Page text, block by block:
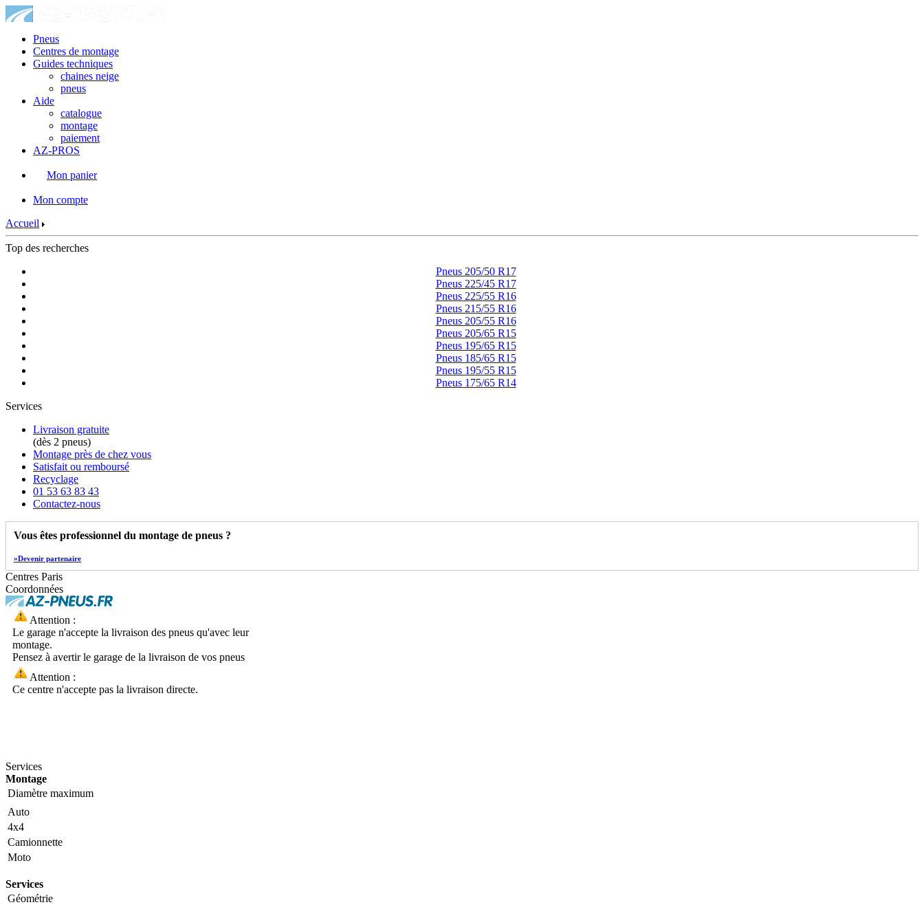
Pneus
Centres de montage
Guides techniques
chaines neige
pneus
Aide
catalogue
montage
paiement
AZ-PROS
Mon panier
Mon compte
Accueil
Top des recherches
Pneus 205/50 R17
Pneus 225/45 R17
Pneus 225/55 R16
Pneus 215/55 R16
Pneus 205/55 R16
Pneus 205/65 R15
Pneus 195/65 R15
Pneus 185/65 R15
Pneus 195/55 R15
Pneus 175/65 R14
Services
Livraison gratuite
(dès 2 pneus)
Montage près de chez vous
Satisfait ou remboursé
Recyclage
01 53 63 83 43
Contactez-nous
Vous êtes professionnel du montage de pneus ?
»Devenir partenaire
Centres Paris
Coordonnées
Attention :
Le garage n'accepte la livraison des pneus qu'avec leur
montage.
Pensez à avertir le garage de la livraison de vos pneus
Attention :
Ce centre n'accepte pas la livraison directe.
Services
Montage
Diamètre maximum
Auto
4x4
Camionnette
Moto
Services
Géométrie